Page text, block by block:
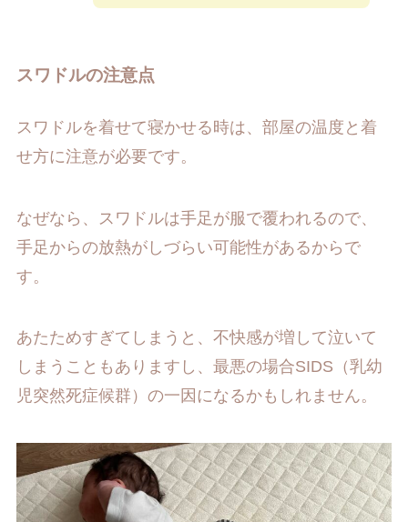
スワドルの注意点
スワドルを着せて寝かせる時は、部屋の温度と着
せ方に注意が必要です。
なぜなら、スワドルは手足が服で覆われるので、
手足からの放熱がしづらい可能性があるからで
す。
あたためすぎてしまうと、不快感が増して泣いて
しまうこともありますし、最悪の場合SIDS（乳幼
児突然死症候群）の一因になるかもしれません。